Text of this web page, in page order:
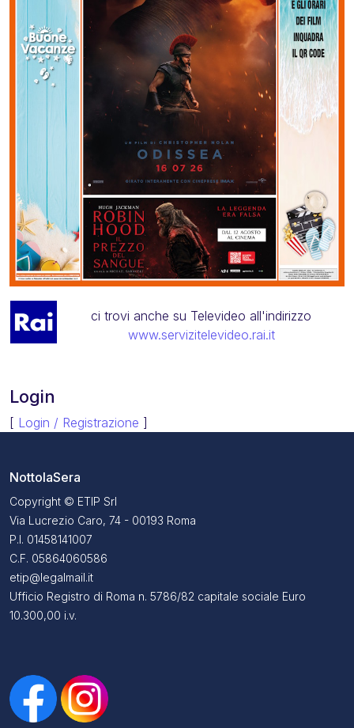
ci trovi anche su Televideo all'indirizzo
www.servizitelevideo.rai.it
Login
[ Login / Registrazione ]
NottolaSera
Copyright © ETIP Srl
Via Lucrezio Caro, 74 - 00193 Roma
P.I. 01458141007
C.F. 05864060586
etip@legalmail.it
Ufficio Registro di Roma n. 5786/82 capitale sociale Euro
10.300,00 i.v.